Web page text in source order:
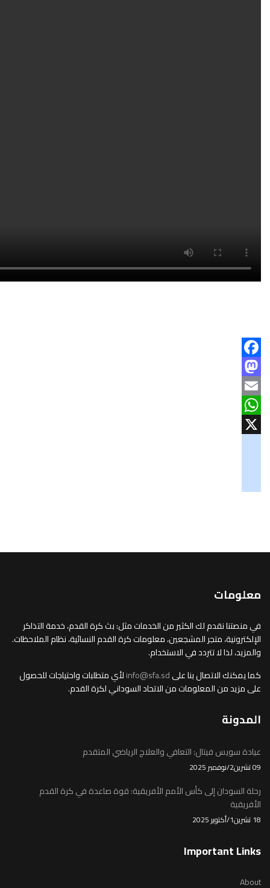
Facebook
Mastodon
Email
WhatsApp
معلومات
في منصتنا نقدم لك الكثير من الخدمات مثل: بث كرة القدم، خدمة التذاكر
الإلكترونية، متجر المشجعين، معلومات كرة القدم النسائية، نظام الملاحظات.
والمزيد، لذا لا تتردد في الاستخدام.
كما يمكنك الاتصال بنا علىinfo@sfa.sdلأي متطلبات واحتياجات للحصول
على مزيد من المعلومات من الاتحاد السوداني لكرة القدم.
المدونة
عيادة سويس فيتال: التعافي والعلاج الرياضي المتقدم
09 تشرين2/نوفمبر 2025
رحلة السودان إلى كأس الأمم الأفريقية: قوة صاعدة في كرة القدم
الأفريقية
18 تشرين1/أكتوير 2025
Important Links
About